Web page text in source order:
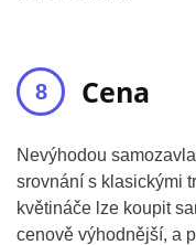
Cena
Nevýhodou
srovnání s klasickými
květináče lze koupit
cenově výhodnější, a